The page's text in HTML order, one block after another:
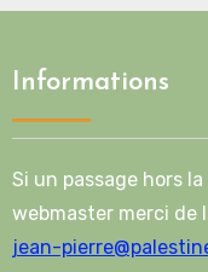
Informations
Si un passage hors
webmaster merci de
jean-